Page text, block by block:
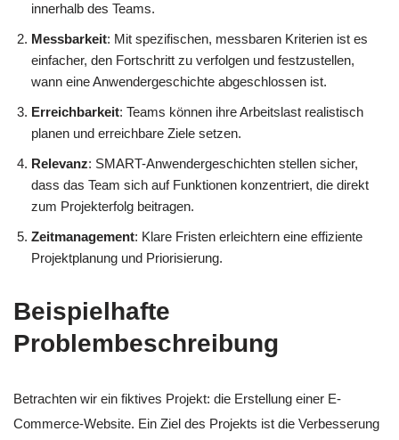
innerhalb des Teams.
Messbarkeit: Mit spezifischen, messbaren Kriterien ist es
einfacher, den Fortschritt zu verfolgen und festzustellen,
wann eine Anwendergeschichte abgeschlossen ist.
Erreichbarkeit: Teams können ihre Arbeitslast realistisch
planen und erreichbare Ziele setzen.
Relevanz: SMART-Anwendergeschichten stellen sicher,
dass das Team sich auf Funktionen konzentriert, die direkt
zum Projekterfolg beitragen.
Zeitmanagement: Klare Fristen erleichtern eine effiziente
Projektplanung und Priorisierung.
Beispielhafte
Problembeschreibung
Betrachten wir ein fiktives Projekt: die Erstellung einer E-
Commerce-Website. Ein Ziel des Projekts ist die Verbesserung